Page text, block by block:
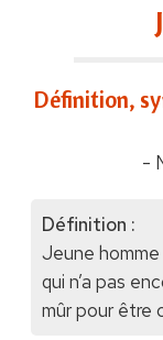
Définition,
-
Définition :
Jeune
qui n’a pas
mûr pour être